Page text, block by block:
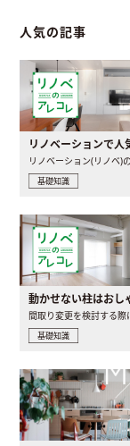
人気の記事
基礎知識
基礎知識